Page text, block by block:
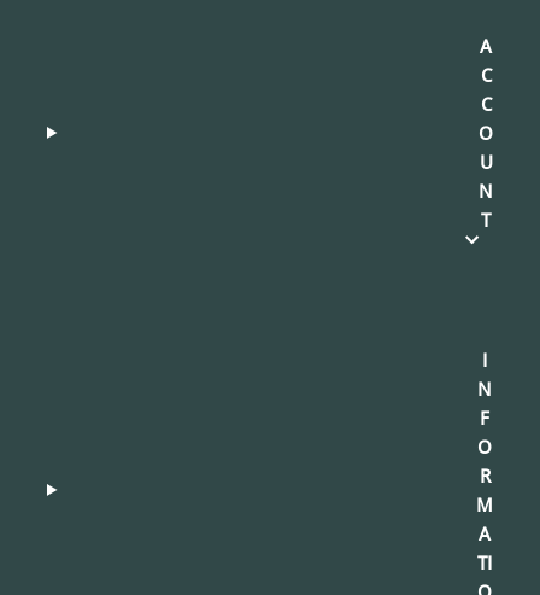
A
C
C
O
U
N
T
I
N
F
O
R
M
A
TI